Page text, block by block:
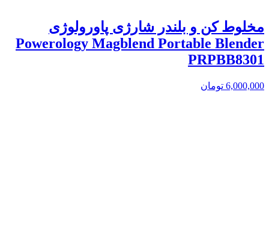
مخلوط کن و بلندر شارژی پاورولوژی
Powerology Magblend Portable Blender
PRPBB8301
6,000,000 تومان